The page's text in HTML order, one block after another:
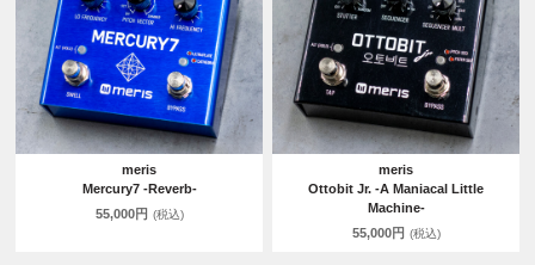
meris
Mercury7 -Reverb-
55,000円 (税込)
meris
Ottobit Jr. -A Maniacal Little
Machine-
55,000円 (税込)